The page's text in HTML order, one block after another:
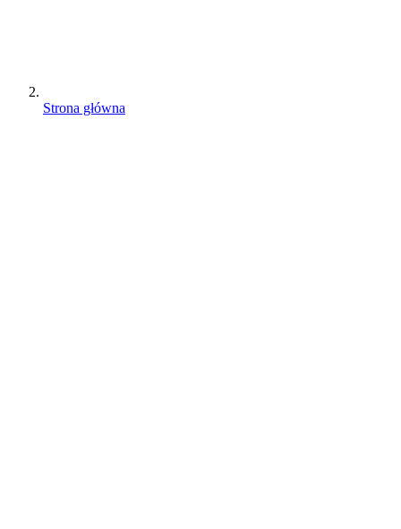
Strona główna